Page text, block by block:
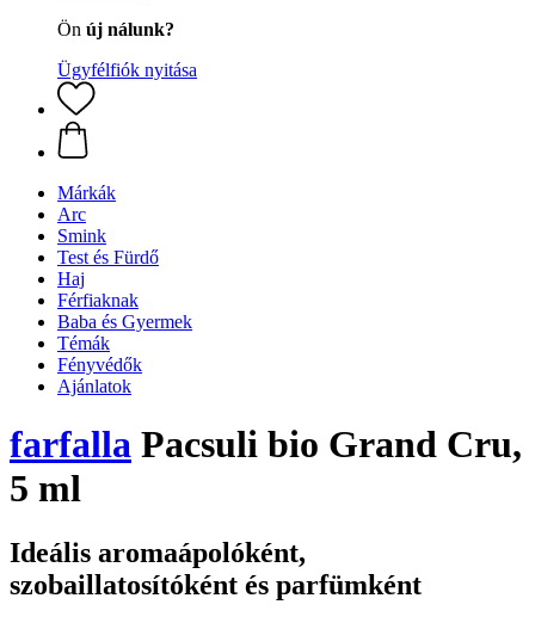
Ön új nálunk?
Ügyfélfiók nyitása
Márkák
Arc
Smink
Test és Fürdő
Haj
Férfiaknak
Baba és Gyermek
Témák
Fényvédők
Ajánlatok
farfalla Pacsuli bio Grand Cru,
5 ml
Ideális aromaápolóként,
szobaillatosítóként és parfümként